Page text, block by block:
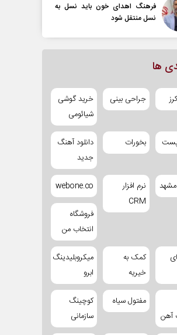
فرهنگ اهدای خون باید نسل به
نسل منتقل شود
ها
جراحی بینی
خرید گوشی
شیائومی
بخورات
دانلود آهنگ
جدید
نرم افزار
CRM
webone.co
فروشگاه
انتخاب من
کمک به
خیریه
میکروبلیدینگ
ابرو
آهن
مفتول سیاه
کوچینگ
سازمانی